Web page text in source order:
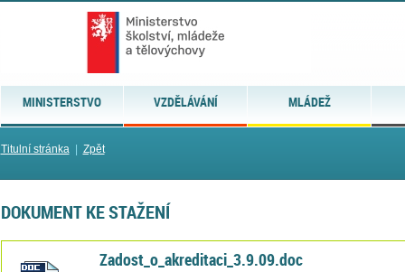
MINISTERSTVO VZDĚLÁVÁNÍ MLÁDEŽ
Titulní stránka| Zpět
DOKUMENT KE STAŽENÍ
Zadost_o_akreditaci_3.9.09.doc